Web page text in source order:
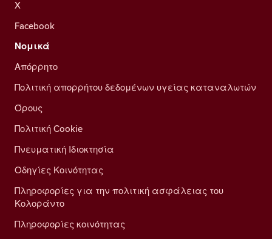
X
Facebook
Νομικά
Απόρρητο
Πολιτική απορρήτου δεδομένων υγείας καταναλωτών
Όρους
Πολιτική Cookie
Πνευματική Ιδιοκτησία
Οδηγίες Κοινότητας
Πληροφορίες για την πολιτική ασφάλειας του
Κολοράντο
Πληροφορίες κοινότητας